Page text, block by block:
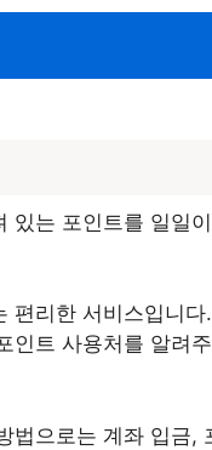
는 포인트를 일일
편리한 서비스입니다.
트 사용처를 알려
법으로는 계좌 입금,